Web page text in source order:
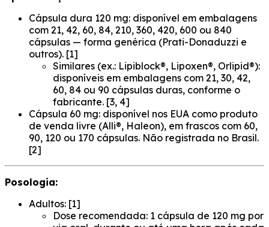
Cápsula dura 120 mg: disponível em embalagens
com 21, 42, 60, 84, 210, 360, 420, 600 ou 840
cápsulas — forma genérica (Prati-Donaduzzi e
outros). [1]
Similares (ex.: Lipiblock®, Lipoxen®, Orlipid®):
disponíveis em embalagens com 21, 30, 42,
60, 84 ou 90 cápsulas duras, conforme o
fabricante. [3, 4]
Cápsula 60 mg: disponível nos EUA como produto
de venda livre (Alli®, Haleon), em frascos com 60,
90, 120 ou 170 cápsulas. Não registrada no Brasil.
[2]
Posologia:
Adultos: [1]
Dose recomendada: 1 cápsula de 120 mg por